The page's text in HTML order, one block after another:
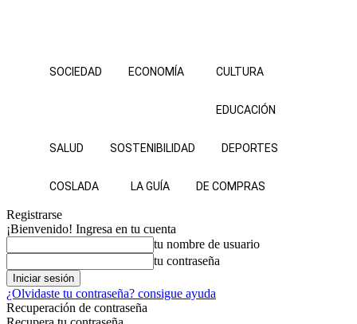
SOCIEDAD ECONOMÍA CULTURA
EDUCACIÓN
SALUD SOSTENIBILIDAD DEPORTES
COSLADA LA GUÍA DE COMPRAS
Registrarse
¡Bienvenido! Ingresa en tu cuenta
tu nombre de usuario
tu contraseña
¿Olvidaste tu contraseña? consigue ayuda
Recuperación de contraseña